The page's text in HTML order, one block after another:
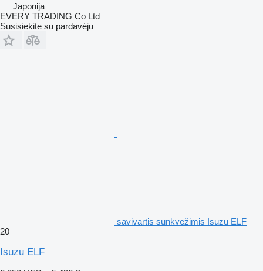
Japonija
EVERY TRADING Co Ltd
Susisiekite su pardavėju
savivartis sunkvežimis Isuzu ELF
20
Isuzu ELF